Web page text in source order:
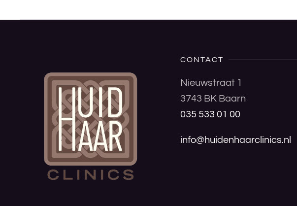
CONTACT
Nieuwstraat 1
3743 BK Baarn
035 533 01 00
info@huidenhaarclinics.nl